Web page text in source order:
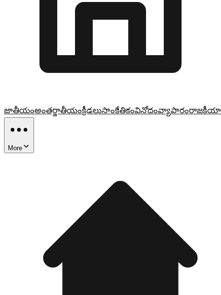
జాతీయంఅంతర్జాతీయంక్రీడలుసాంకేతికంవినోదంవ్యాపారం
More